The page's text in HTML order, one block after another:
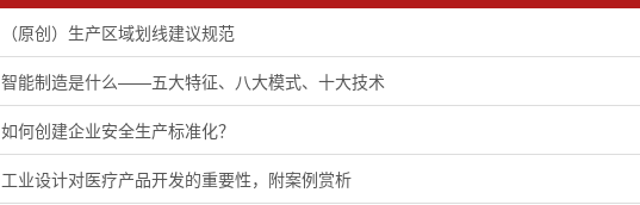
（原创）生产区域划线建议规范
智能制造是什么——五大特征、八大模式、十大技术
如何创建企业安全生产标准化？
工业设计对医疗产品开发的重要性，附案例赏析